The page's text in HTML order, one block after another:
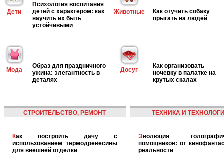
Дети
Психология воспитания
детей с характером: как
научить их быть
устойчивыми
Животные
Как отучить собаку
прыгать на людей
Мода
Образ для праздничного
ужина: элегантность в
деталях
Досуг
Как организовать
ночевку в палатке на
крутых скалах
СТРОИТЕЛЬСТВО, РЕМОНТ
Как построить дачу с
использованием термодревесины
для внешней отделки
ТЕХНИКА И
Эволюция голографических
помощников: от
реальности